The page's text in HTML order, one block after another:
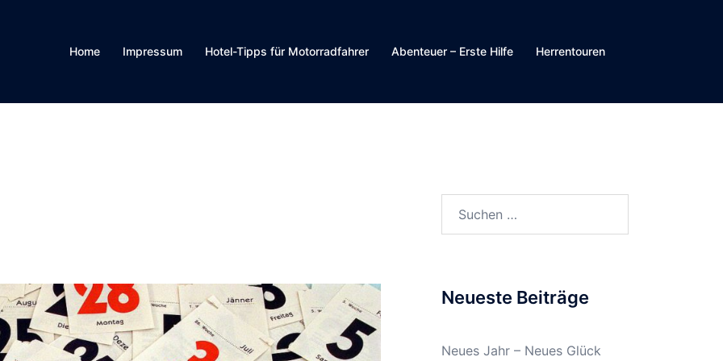
Home Impressum Hotel-Tipps für Motorradfahrer Abenteuer – Erste Hilfe Herrentouren
nach:
Neueste Beiträge
Neues Jahr – Neues Glück